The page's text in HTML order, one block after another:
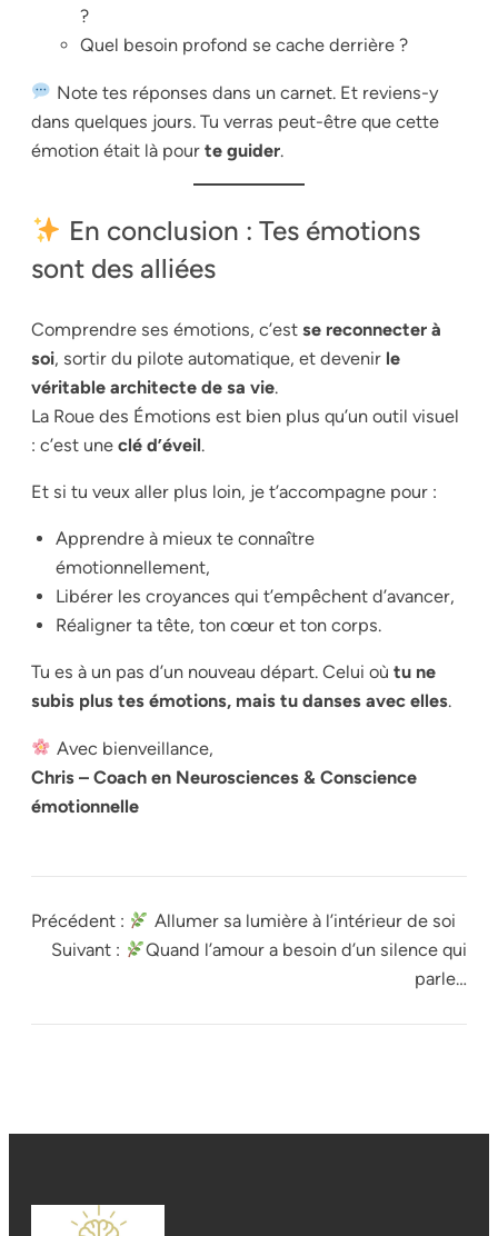
?
Quel besoin profond se cache derrière ?
Note tes réponses dans un carnet. Et reviens-y
dans quelques jours. Tu verras peut-être que cette
émotion était là pour te guider.
En conclusion : Tes émotions
sont des alliées
Comprendre ses émotions, c’est se reconnecter à
soi, sortir du pilote automatique, et devenir le
véritable architecte de sa vie.
La Roue des Émotions est bien plus qu’un outil visuel
: c’est une clé d’éveil.
Et si tu veux aller plus loin, je t’accompagne pour :
Apprendre à mieux te connaître
émotionnellement,
Libérer les croyances qui t’empêchent d’avancer,
Réaligner ta tête, ton cœur et ton corps.
Tu es à un pas d’un nouveau départ. Celui où tu ne
subis plus tes émotions, mais tu danses avec elles.
Avec bienveillance,
Chris – Coach en Neurosciences & Conscience
émotionnelle
Précédent :
Allumer sa lumière à l’intérieur de soi
Suivant :
Quand l’amour a besoin d’un silence qui
parle…